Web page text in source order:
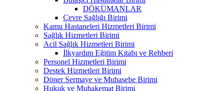
DÖKÜMANLAR
Çevre Sağlığı Birimi
Kamu Hastaneleri Hizmetleri Birimi
Sağlık Hizmetleri Birimi
Acil Sağlık Hizmetleri Birimi
İlkyardım Eğitim Kitabı ve Rehberi
Personel Hizmetleri Birimi
Destek Hizmetleri Birimi
Döner Sermaye ve Muhasebe Birimi
Hukuk ve Muhakemat Birimi